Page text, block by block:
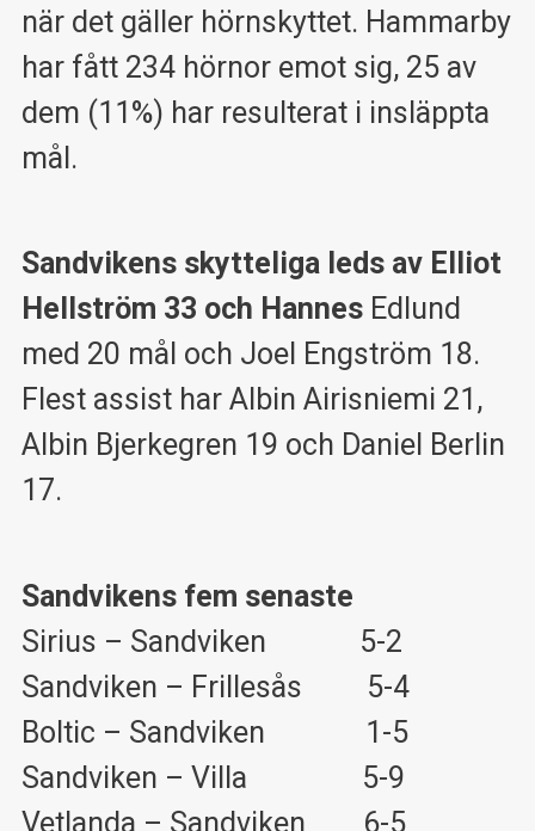
när det gäller hörnskyttet. Hammarby
har fått 234 hörnor emot sig, 25 av
dem (11%) har resulterat i insläppta
mål.
Sandvikens skytteliga leds av Elliot
Hellström 33 och HannesEdlund
med 20 mål och Joel Engström 18.
Flest assist har Albin Airisniemi 21,
Albin Bjerkegren 19 och Daniel Berlin
17.
Sandvikens fem senaste
Sirius – Sandviken 5-2
Sandviken – Frillesås 5-4
Boltic – Sandviken 1-5
Sandviken – Villa 5-9
Vetlanda – Sandviken 6-5